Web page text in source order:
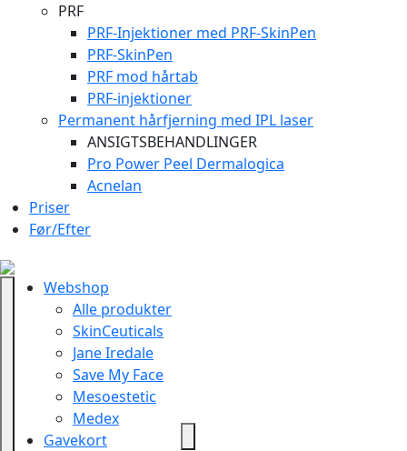
PRF
PRF-Injektioner med PRF-SkinPen
PRF-SkinPen
PRF mod hårtab
PRF-injektioner
Permanent hårfjerning med IPL laser
ANSIGTSBEHANDLINGER
Pro Power Peel Dermalogica
Acnelan
Priser
Før/Efter
Webshop
Alle produkter
SkinCeuticals
Jane Iredale
Save My Face
Mesoestetic
Medex
Gavekort